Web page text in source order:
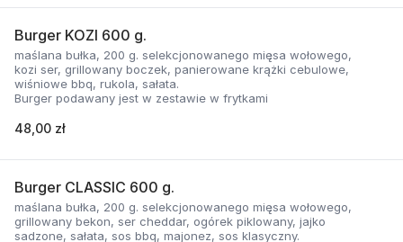
Burger KOZI 600 g.
maślana bułka, 200 g. selekcjonowanego mięsa wołowego,
kozi ser, grillowany boczek, panierowane krążki cebulowe,
wiśniowe bbq, rukola, sałata.
Burger podawany jest w zestawie w frytkami
48,00 zł
Burger CLASSIC 600 g.
maślana bułka, 200 g. selekcjonowanego mięsa wołowego,
grillowany bekon, ser cheddar, ogórek piklowany, jajko
sadzone, sałata, sos bbq, majonez, sos klasyczny.